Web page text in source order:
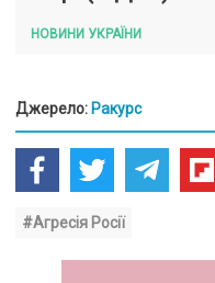
НОВИНИ УКРАЇНИ
Джерело: Ракурс
#Агресія Росії